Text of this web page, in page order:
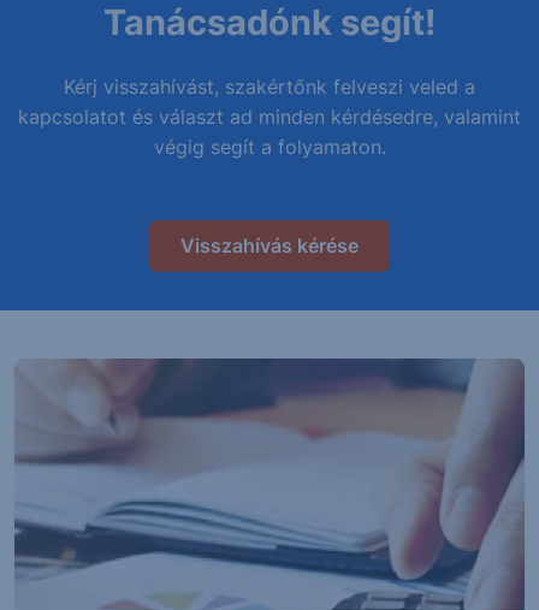
Tanácsadónk segít!
Kérj visszahívást, szakértőnk felveszi veled a
kapcsolatot és választ ad minden kérdésedre, valamint
végig segít a folyamaton.
Visszahívás kérése